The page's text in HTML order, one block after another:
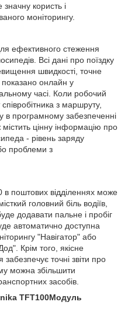
користь і
моніторингу.
ефективного стеження
Всі дані про поїздку
швидкості, точне
показано онлайн у
часі. Коли робочий
з маршруту,
в програмному забезпеченні
містить цінну інформацію про
- рівень заряду
проблеми з
поштових відділеннях може
головний біль водіїв,
додавати пальне і пробіг
автоматично доступна
"Навігатор" або
Крім того, якісне
точні звіти про
можна збільшити
засобів.
TFT100Mодуль